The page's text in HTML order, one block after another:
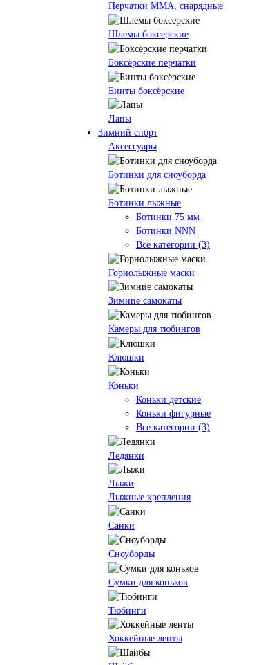
Перчатки ММА, снарядные
Шлемы боксерские
Боксёрские перчатки
Бинты боксёрские
Лапы
Зимний спорт
Аксессуары
Ботинки для сноуборда
Ботинки лыжные
Ботинки 75 мм
Ботинки NNN
Все категории (3)
Горнолыжные маски
Зимние самокаты
Камеры для тюбингов
Клюшки
Коньки
Коньки детские
Коньки фигурные
Все категории (3)
Ледянки
Лыжи
Лыжные крепления
Санки
Сноуборды
Сумки для коньков
Тюбинги
Хоккейные ленты